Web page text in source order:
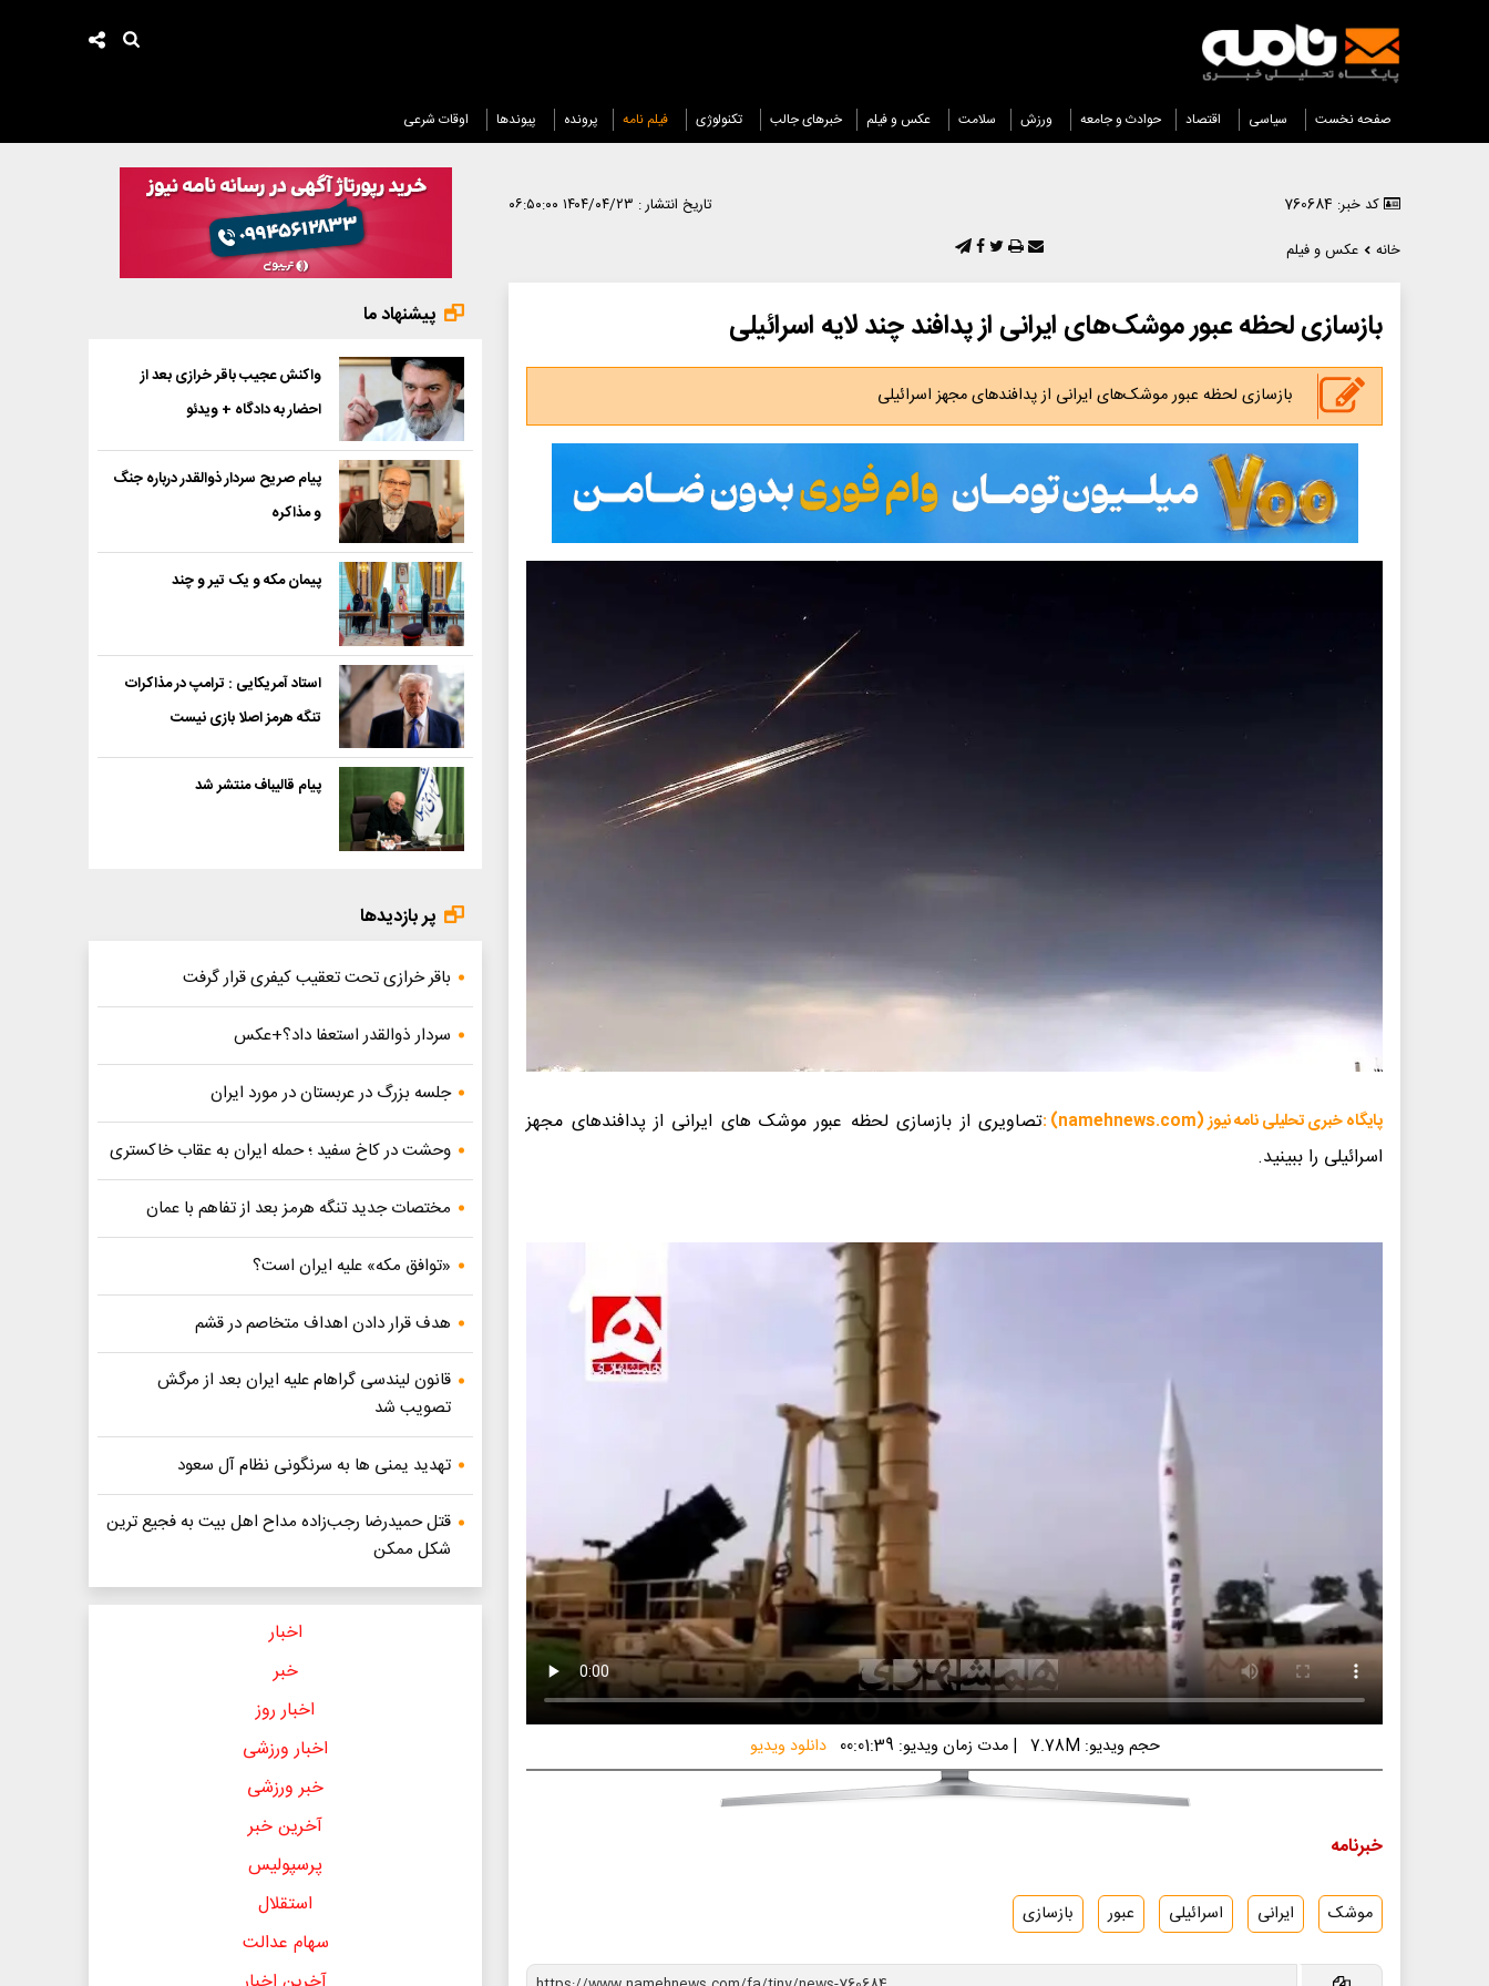
صفحه نخست سیاسی اقتصاد حوادث و جامعه ورزش سلامت عکس و فیلم خبرهای جالب تکنولوژی فیلم نامه پرونده پیوندها اوقات شرعی
کد خبر: 760684 تاریخ انتشار : ۱۴۰۴/۰۴/۲۳ ۰۶:۵۰:۰۰
خانه
عکس و فیلم
بازسازی لحظه عبور موشک‌های ایرانی از پدافند چند لایه اسرائیلی
بازسازی لحظه عبور موشک‌های ایرانی از پدافندهای مجهز اسرائیلی
پایگاه خبری تحلیلی نامه نیوز (namehnews.com) :
تصاویری از بازسازی لحظه عبور موشک های ایرانی از پدافندهای مجهز
اسرائیلی را ببینید.
حجم ویدیو: 7.78M |مدت زمان ویدیو: 00:01:39 دانلود ویدیو
خبرنامه
موشک ایرانی اسرائیلی عبور بازسازی
پیشنهاد ما
واکنش عجیب باقر خرازی بعد از
احضار به دادگاه + ویدئو
پیام صریح سردار ذوالقدر درباره جنگ
و مذاکره
پیمان مکه و یک تیر و چند
استاد آمریکایی : ترامپ در مذاکرات
تنگه هرمز اصلا بازی نیست
پیام قالیباف منتشر شد
پر بازدیدها
باقر خرازی تحت تعقیب کیفری قرار گرفت
سردار ذوالقدر استعفا داد؟+عکس
جلسه بزرگ در عربستان در مورد ایران
وحشت در کاخ سفید ؛ حمله ایران به عقاب خاکستری
مختصات جدید تنگه هرمز بعد از تفاهم با عمان
«توافق مکه» علیه ایران است؟
هدف قرار دادن اهداف متخاصم در قشم
قانون لیندسی گراهام علیه ایران بعد از مرگش
تصویب شد
تهدید یمنی ها به سرنگونی نظام آل سعود
قتل حمیدرضا رجب‌زاده مداح اهل بیت به فجیع ترین
شکل ممکن
اخبار
خبر
اخبار روز
اخبار ورزشی
خبر ورزشی
آخرین خبر
پرسپولیس
استقلال
سهام عدالت